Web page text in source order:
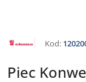
NAZWA
PRODUCENTA:
Kod:
Piec